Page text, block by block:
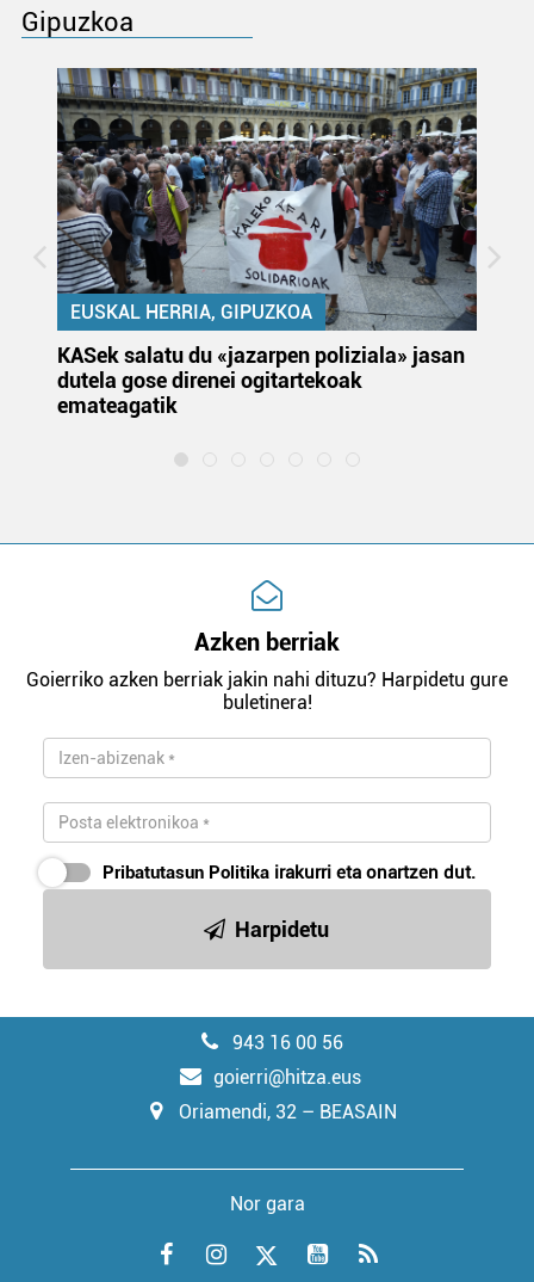
Gipuzkoa
EUSKAL HERRIA, GIPUZKOA
KASek salatu du «jazarpen poliziala» jasan
dutela gose direnei ogitartekoak
emateagatik
Azken berriak
Goierriko azken berriak jakin nahi dituzu? Harpidetu gure
buletinera!
Pribatutasun Politika irakurri eta onartzen dut.
Harpidetu
943 16 00 56
goierri@hitza.eus
Oriamendi, 32 – BEASAIN
Nor gara